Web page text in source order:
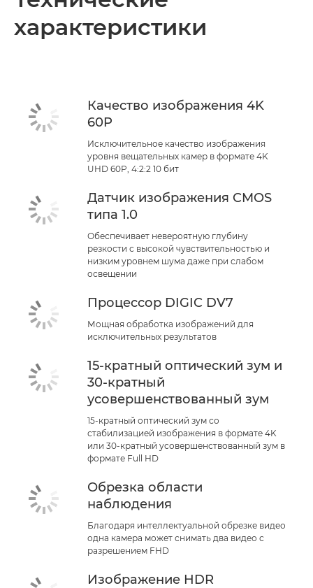
Технические характеристики
характеристики
Качество изображения 4K
60P
Исключительное качество изображения
уровня вещательных камер в формате 4K
UHD 60P, 4:2:2 10 бит
Датчик изображения CMOS
типа 1.0
Обеспечивает невероятную глубину
резкости с высокой чувствительностью и
низким уровнем шума даже при слабом
освещении
Процессор DIGIC DV7
Мощная обработка изображений для
исключительных результатов
15-кратный оптический зум и
30-кратный
усовершенствованный зум
15-кратный оптический зум со
стабилизацией изображения в формате 4K
или 30-кратный усовершенствованный зум в
формате Full HD
Обрезка области
наблюдения
Благодаря интеллектуальной обрезке видео
одна камера может снимать два видео с
разрешением FHD
Изображение HDR